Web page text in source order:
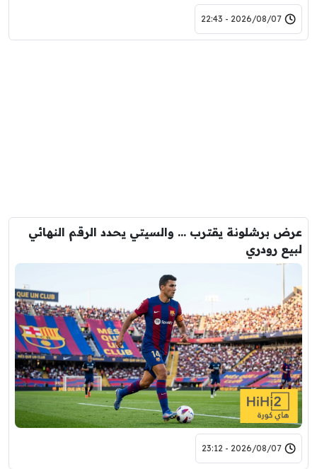
2026/08/07 - 22:43
عرض برشلونة يقترب … والسيتي يحدد الرقم النهائي
لبيع رودري
2026/08/07 - 23:12